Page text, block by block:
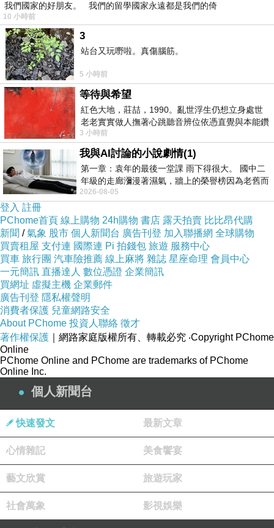
我們國家的好朋友。 我們的留學國家永遠都是我們的倚
10 小時前
3
站台又玩嘢啦。真傷腦筋。
5 小時前
等待與希望
紅色大地，莊喆，1990。亂世浮生仍想立身處世
老老實實做人撫著心跳聽音辨位依憑直覺與本能鑽
向裂隙的亮處探索另一個心聲另一個共鳴的
3 小時前
我與AI討論的小說劇情(1)
第一章：袁年的最後一堂課 雨下得很大。 國中二
年級的走廊瀰漫著濕氣，牆上的榮譽榜因為老舊而
微微捲起。 堯禹舜站在辦公室外，手
2026-08-05
登入 註冊
PChome首頁 線上購物 24h購物 書店 露天拍賣 比比昂代購
新聞 /氣象 股市 個人新聞台 廣告刊登 加入聯播網 全球購物
買賣租屋 支付連 國際連 Pi 拍錢包 旅遊 服務中心
買車 旅行團 汽車險推薦 線上麻將 雜誌 星座命理 會員中心
一元簡訊 直播達人 數位憑證 企業簡訊
買網址 虛擬主機 企業郵件
廣告刊登 隱私權聲明
消費者保護 兒童網路安全
About PChome 投資人聯絡 徵才
著作權保護 ｜網路家庭版權所有、轉載必究 ‧Copyright PChome
Online
PChome Online and PChome are trademarks of PChome
Online Inc.
個人新聞台
快速發文 最新文章
心情雜記 美食饗宴
藝文欣賞 旅遊玩家
社會萬象 影視娛樂